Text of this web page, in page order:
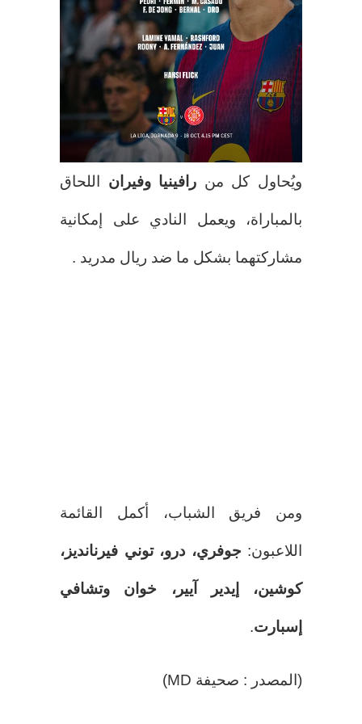
ويُحاول كل من رافينيا وفيران اللحاق
بالمباراة، ويعمل النادي على إمكانية
مشاركتهما بشكل ما ضد ريال مدريد .
ومن فريق الشباب، أكمل القائمة
اللاعبون:جوفري، درو، توني فيرنانديز،
كوشين، إيدير آيير، خوان وتشافي
إسبارت.
(المصدر : صحيفة MD)